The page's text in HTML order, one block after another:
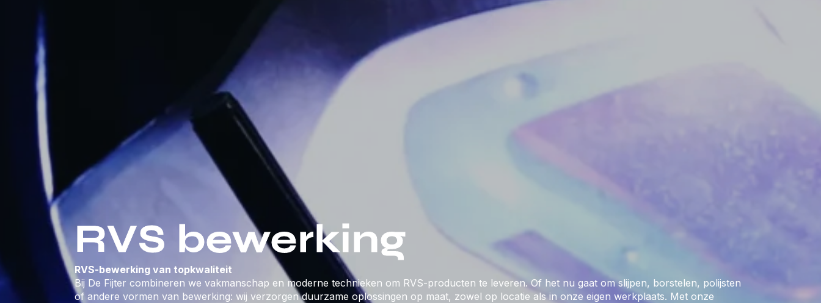
RVS bewerking
RVS-bewerking van topkwaliteit
Bij De Fijter combineren we vakmanschap en moderne technieken om RVS-producten te leveren. Of het nu gaat om slijpen, borstelen, polijsten
of andere vormen van bewerking: wij verzorgen duurzame oplossingen op maat, zowel op locatie als in onze eigen werkplaats. Met onze